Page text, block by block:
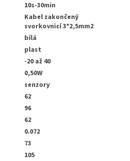
10s-30min
Kabel zakončený
svorkovnicí 3*2,5mm2
bílá
plast
-20 až 40
0,50W
senzory
62
96
62
0.072
73
105